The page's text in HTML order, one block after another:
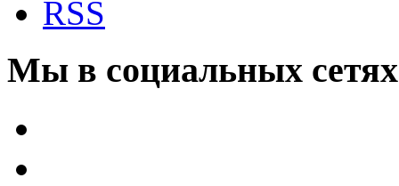
RSS
Мы в социальных сетях